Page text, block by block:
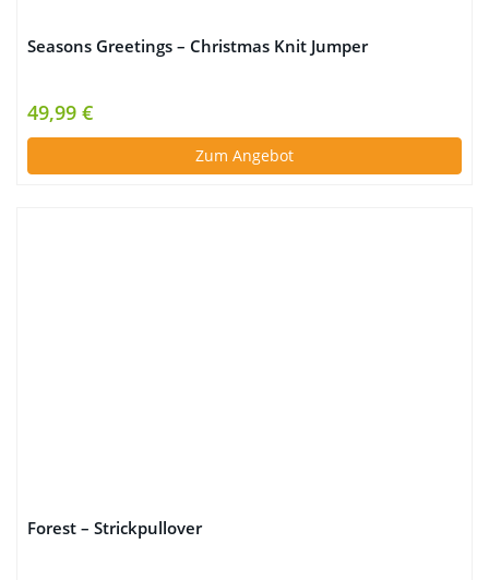
Seasons Greetings – Christmas Knit Jumper
49,99 €
Zum Angebot
Forest – Strickpullover